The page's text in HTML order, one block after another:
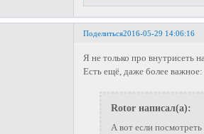
Поделиться2016-05-29 14:06:16
Я не только про внутрисеть
Есть ещё, даже более важное:
Rotor написал(а):
А вот если